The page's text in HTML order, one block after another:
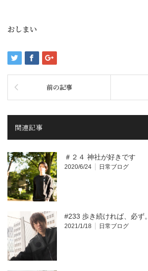
おしまい
前の記事
関連記事
＃２４ 神社が好きです
2020/6/24 日常ブログ
#233 歩き続ければ、必ず。
2021/1/18 日常ブログ